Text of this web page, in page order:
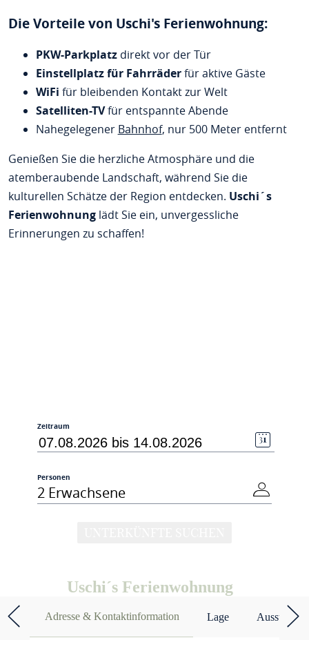
Die Vorteile von Uschi's Ferienwohnung:
PKW-Parkplatzdirekt vor der Tür
Einstellplatz für Fahrräderfür aktive Gäste
WiFi für bleibenden Kontakt zur Welt
Satelliten-TVfür entspannte Abende
Nahegelegener Bahnhof, nur 500 Meter entfernt
Genießen Sie die herzliche Atmosphäre und die
atemberaubende Landschaft, während Sie die
kulturellen Schätze der Region entdecken. Uschi´s
Ferienwohnunglädt Sie ein, unvergessliche
Erinnerungen zu schaffen!
Zeitraum
Personen
2 Erwachsene
Uschi´s Ferienwohnung
Adresse & Kontaktinformation Lage